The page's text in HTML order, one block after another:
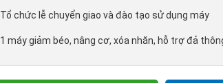
Tổ chức lễ chuyển giao và đào tạo sử dụng máy
1 máy giảm béo, nâng cơ, xóa nhăn, hỗ trợ đả